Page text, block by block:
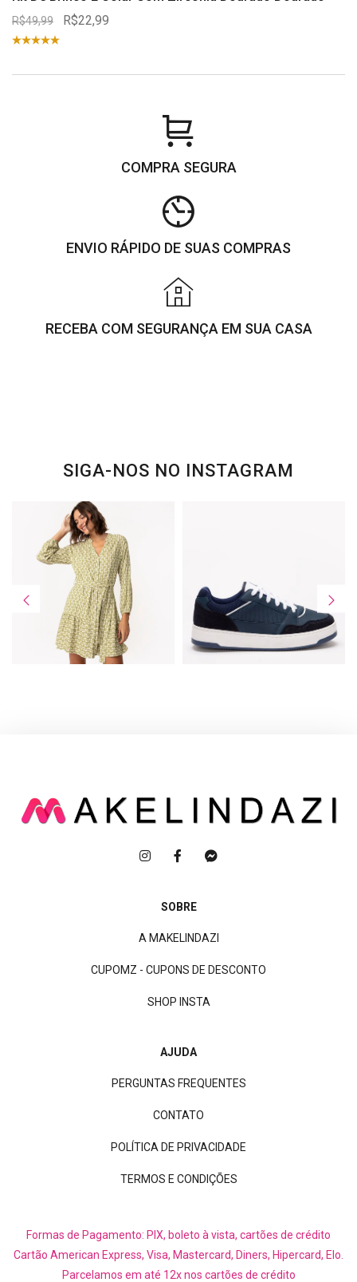
R$49,99 R$22,99
COMPRA SEGURA
ENVIO RÁPIDO DE SUAS COMPRAS
RECEBA COM SEGURANÇA EM SUA CASA
SIGA-NOS NO INSTAGRAM
SOBRE
A MAKELINDAZI
CUPOMZ - CUPONS DE DESCONTO
SHOP INSTA
AJUDA
PERGUNTAS FREQUENTES
CONTATO
POLÍTICA DE PRIVACIDADE
TERMOS E CONDIÇÕES
Formas de Pagamento: PIX, boleto à vista, cartões de crédito
Cartão American Express, Visa, Mastercard, Diners, Hipercard, Elo.
Parcelamos em até 12x nos cartões de crédito